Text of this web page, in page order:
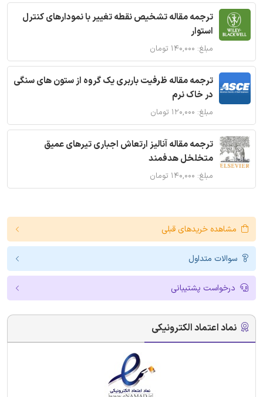
ترجمه مقاله تشخیص نقطه تغییر با نمودارهای کنترل
استوار
مبلغ: ۱۴۰,۰۰۰ تومان
ترجمه مقاله ظرفیت باربری یک گروه از ستون های سنگی
در خاک نرم
مبلغ: ۱۲۰,۰۰۰ تومان
ترجمه مقاله آنالیز ارتعاش اجباری تیرهای عمیق
متخلخل هدفمند
مبلغ: ۱۴۰,۰۰۰ تومان
مشاهده خریدهای قبلی
سوالات متداول
درخواست پشتیبانی
نماد اعتماد الکترونیکی